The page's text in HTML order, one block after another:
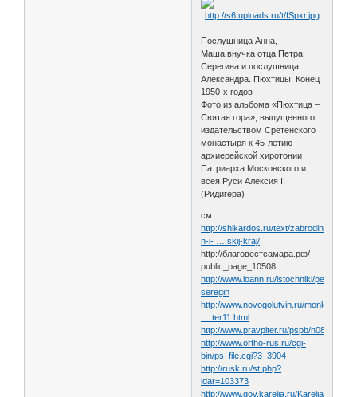
Послушница Анна,
Маша,внучка отца Петра
Серегина и послушница
Александра. Пюхтицы. Конец
1950-х годов
Фото из альбома «Пюхтица –
Святая гора», выпущенного
издательством Сретенского
монастыря к 45-летию
архиерейской хиротонии
Патриарха Московского и
всея Руси Алексия II
(Ридигера)
см.
http://shikardos.ru/text/zabrodina-
n-i- … skij-kraj/
http://благовестсамара.рф/-
public_page_10508
http://www.ioann.ru/istochniki/petr-
seregin
http://www.novogolutvin.ru/monkhood/
… ter11.html
http://www.pravpiter.ru/pspb/n086/
http://www.ortho-rus.ru/cgi-
bin/ps_file.cgi?3_3904
http://rusk.ru/st.php?
idar=103373
http://www.gov.karelia.ru/Karelia/634/